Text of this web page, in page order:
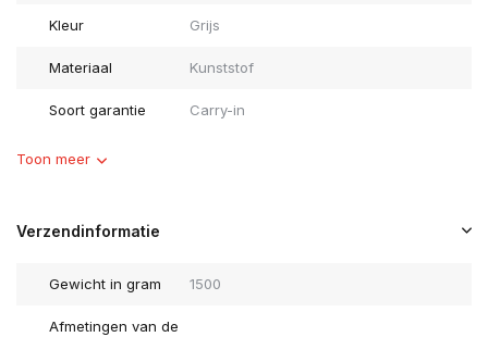
Kleur Grijs
Materiaal Kunststof
Soort garantie Carry-in
Toon meer
Verzendinformatie
Gewicht in gram 1500
Afmetingen van de